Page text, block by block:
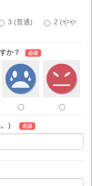
3 (普通)
2 (やや
か？ 必須
） 必須